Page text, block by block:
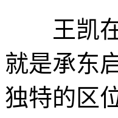
王凯在
就是承东
独特的区